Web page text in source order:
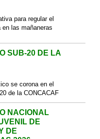
para regular el
en las mañaneras
SUB-20 DE LA
se corona en el
de la CONCACAF
NACIONAL
DE
DE